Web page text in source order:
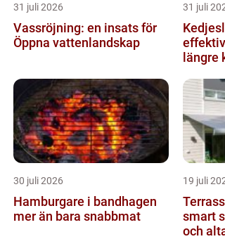
31 juli 2026
Vassröjning: en insats för
Öppna vattenlandskap
31 juli
Kedjeslip
längre
30 juli 2026
Hamburgare i bandhagen
mer än bara snabbmat
19 juli
smart
och